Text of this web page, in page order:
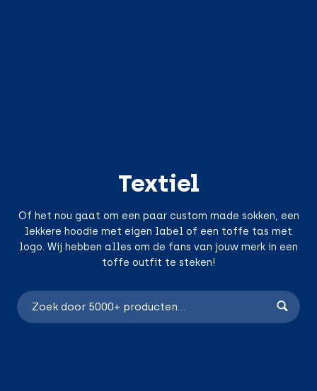
Textiel
Of het nou gaat om een paar custom made sokken, een
lekkere hoodie met eigen label of een toffe tas met
logo. Wij hebben alles om de fans van jouw merk in een
toffe outfit te steken!